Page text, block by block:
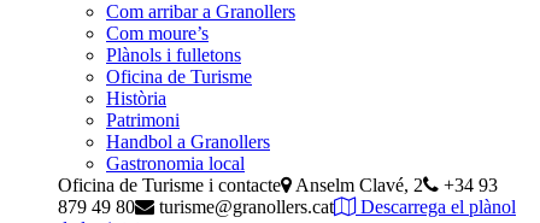
Com arribar a Granollers
Com moure’s
Plànols i fulletons
Oficina de Turisme
Història
Patrimoni
Handbol a Granollers
Gastronomia local
Oficina de Turisme i contacte
Anselm Clavé, 2
+34 93
879 49 80
turisme@granollers.cat
Descarrega el plànol